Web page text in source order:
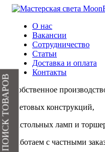
О нас
Вакансии
Сотрудничество
Статьи
Доставка и оплата
Контакты
Собственное
световых конструкций,
настольных ламп и
Работаем с частными
ПОИСК ТОВАРОВ